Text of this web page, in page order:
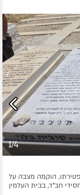
1/4
ז"ל: לאחר 30 יום מיום פטירתו, הוקמה מצבה על
חב"ד, בבית העלמין